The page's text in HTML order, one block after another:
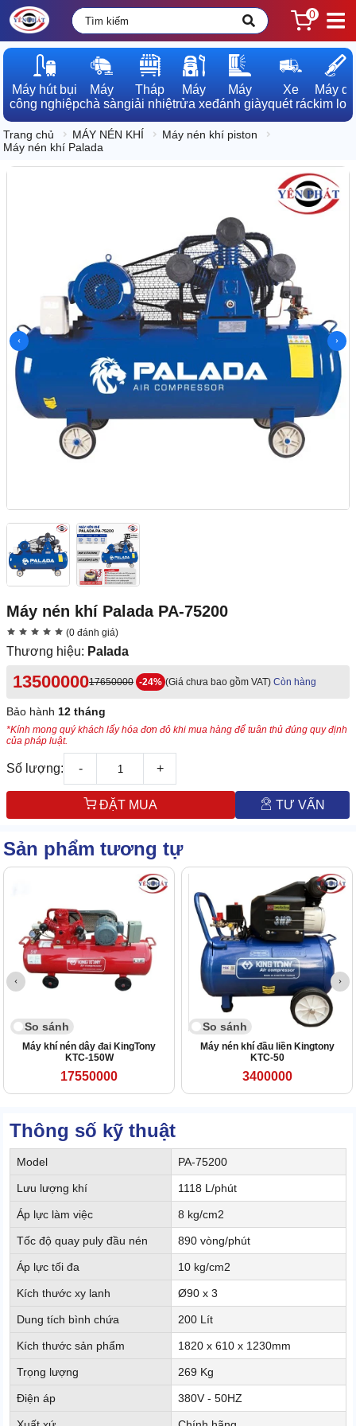
0
Máy hút bụi
công nghiệp
Máy
chà sàn
Tháp
giải nhiệt
Máy
rửa xe
Máy
đánh giày
Xe
quét rác
Máy dò
kim loại
Trang chủ MÁY NÉN KHÍ
Máy nén khí piston
Máy nén khí Palada
Máy nén khí Palada PA-75200
(0 đánh giá)
Thương hiệu: Palada
1350000017650000 -24% (Giá chưa bao gồm VAT) Còn hàng
Bảo hành 12 tháng
*Kính mong quý khách lấy hóa đơn đỏ khi mua hàng để tuân thủ đúng quy định
của pháp luật.
Số lượng: - +
ĐẶT MUA TƯ VẤN
Sản phẩm tương tự
So sánh
Máy khí nén dây đai KingTony
KTC-150W
17550000
So sánh
Máy nén khí đầu liền Kingtony
KTC-50
3400000
Thông số kỹ thuật
Model PA-75200
Lưu lượng khí 1118 L/phút
Áp lực làm việc 8 kg/cm2
Tốc độ quay puly đầu nén 890 vòng/phút
Áp lực tối đa 10 kg/cm2
Kích thước xy lanh Ø90 x 3
Dung tích bình chứa 200 Lít
Kích thước sản phẩm 1820 x 610 x 1230mm
Trọng lượng 269 Kg
Điện áp 380V - 50HZ